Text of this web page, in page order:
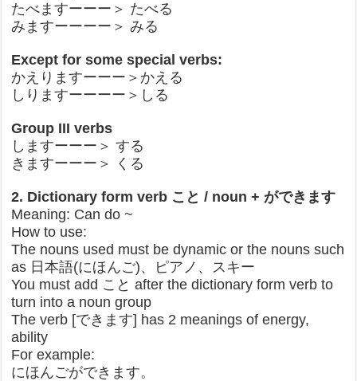
たべますーーー＞ たべる
みますーーーー＞ みる
Except for some special verbs:
かえりますーーー＞かえる
しりますーーーー＞しる
Group III verbs
しますーーー＞ する
きますーーー＞ くる
2. Dictionary form verb こと / noun + ができます
Meaning: Can do ~
How to use:
The nouns used must be dynamic or the nouns such
as 日本語(にほんご)、ピアノ、スキー
You must add こと after the dictionary form verb to
turn into a noun group
The verb [できます] has 2 meanings of energy,
ability
For example:
にほんごができます。